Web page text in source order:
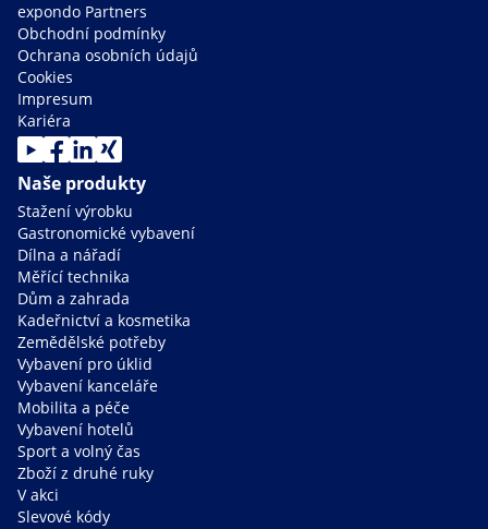
expondo Partners
Obchodní podmínky
Ochrana osobních údajů
Cookies
Impresum
Kariéra
Naše produkty
Stažení výrobku
Gastronomické vybavení
Dílna a nářadí
Měřící technika
Dům a zahrada
Kadeřnictví a kosmetika
Zemědělské potřeby
Vybavení pro úklid
Vybavení kanceláře
Mobilita a péče
Vybavení hotelů
Sport a volný čas
Zboží z druhé ruky
V akci
Slevové kódy